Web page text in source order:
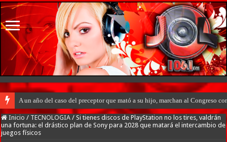
A un año del caso del preceptor que mató a su hijo, marchan al Congreso
Inicio / TECNOLOGIA / Si tienes discos de PlayStation no los tires, valdrán
una fortuna: el drástico plan de Sony para 2028 que matará el intercambio de
juegos físicos